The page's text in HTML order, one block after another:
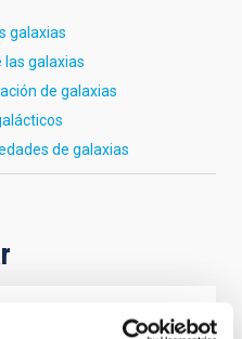
galaxias
las galaxias
de galaxias
de galaxias